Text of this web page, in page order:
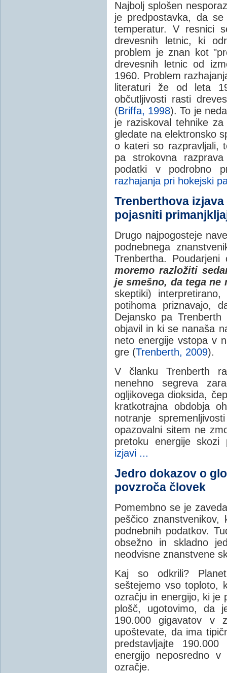
Najbolj splošen
je predpostavka, da
temperatur. V resnici
drevesnih letnic, ki
problem je znan kot
drevesnih letnic od
1960. Problem
literaturi že od leta
občutljivosti rasti
(Briffa, 1998). To je
je raziskoval tehnike
gledate na elektronsko
o kateri so razpravljali,
pa strokovna
podatki v podrobno
razhajanja pri hokejski
Trenberthova
pojasniti
Drugo najpogosteje
podnebnega
Trenbertha.
moremo razložiti
je smešno, da tega ne
skeptiki)
potihoma priznavajo,
Dejansko pa
objavil in ki se nanaša
neto energije vstopa v
gre (Trenberth, 2009).
V članku Trenberth
nenehno segreva
ogljikovega dioksida,
kratkotrajna obdobja
notranje
opazovalni sitem ne
pretoku energije
izjavi ...
Jedro dokazov o
povzroča človek
Pomembno se je
peščico
podnebnih podatkov.
obsežno in skladno
neodvisne znanstvene
Kaj so odkrili?
seštejemo vso toploto,
ozračju in energijo, ki je
plošč, ugotovimo, da
190.000 gigavatov v
upoštevate, da ima
predstavljajte
energijo neposredno
ozračje.